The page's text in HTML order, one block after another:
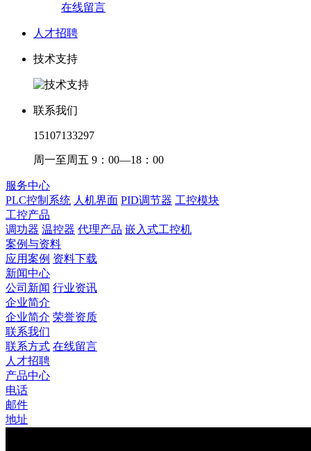
在线留言
人才招聘
技术支持
联系我们
15107133297
周一至周五 9：00—18：00
服务中心
PLC控制系统 人机界面 PID调节器 工控模块
工控产品
调功器 温控器 代理产品 嵌入式工控机
案例与资料
应用案例 资料下载
新闻中心
公司新闻 行业资讯
企业简介
企业简介 荣誉资质
联系我们
联系方式 在线留言
人才招聘
产品中心
电话
邮件
地址